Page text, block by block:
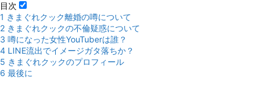
目次
1 きまぐれクック離婚の噂について
2 きまぐれクックの不倫疑惑について
3 噂になった女性YouTuberは誰？
4 LINE流出でイメージガタ落ちか？
5 きまぐれクックのプロフィール
6 最後に